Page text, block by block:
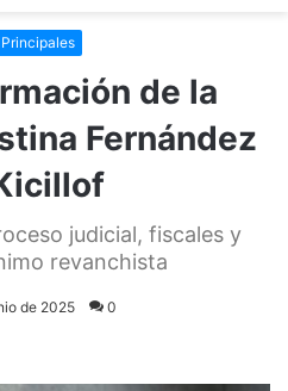
Principales
de la
Fernández
judicial, fiscales y
revanchista
de 2025 0